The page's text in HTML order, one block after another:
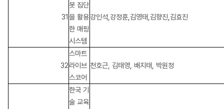
31
봇 집단
을 활용
한 매핑
시스템
강인석,강정훈,김영태,김향진,김효진
32
스마트
라이브
스코어
천호근, 김태영, 배지태, 박원정
한국 기
술 교육